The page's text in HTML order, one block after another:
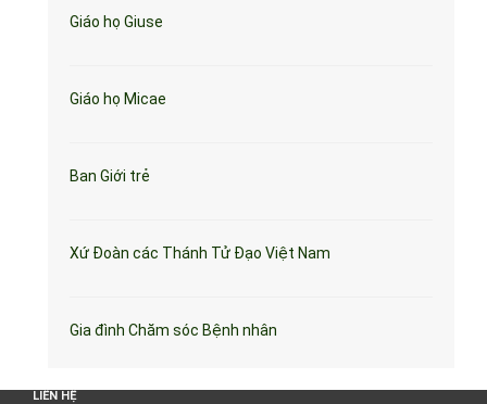
Giáo họ Giuse
Giáo họ Micae
Ban Giới trẻ
Xứ Đoàn các Thánh Tử Đạo Việt Nam
Gia đình Chăm sóc Bệnh nhân
LIÊN HỆ